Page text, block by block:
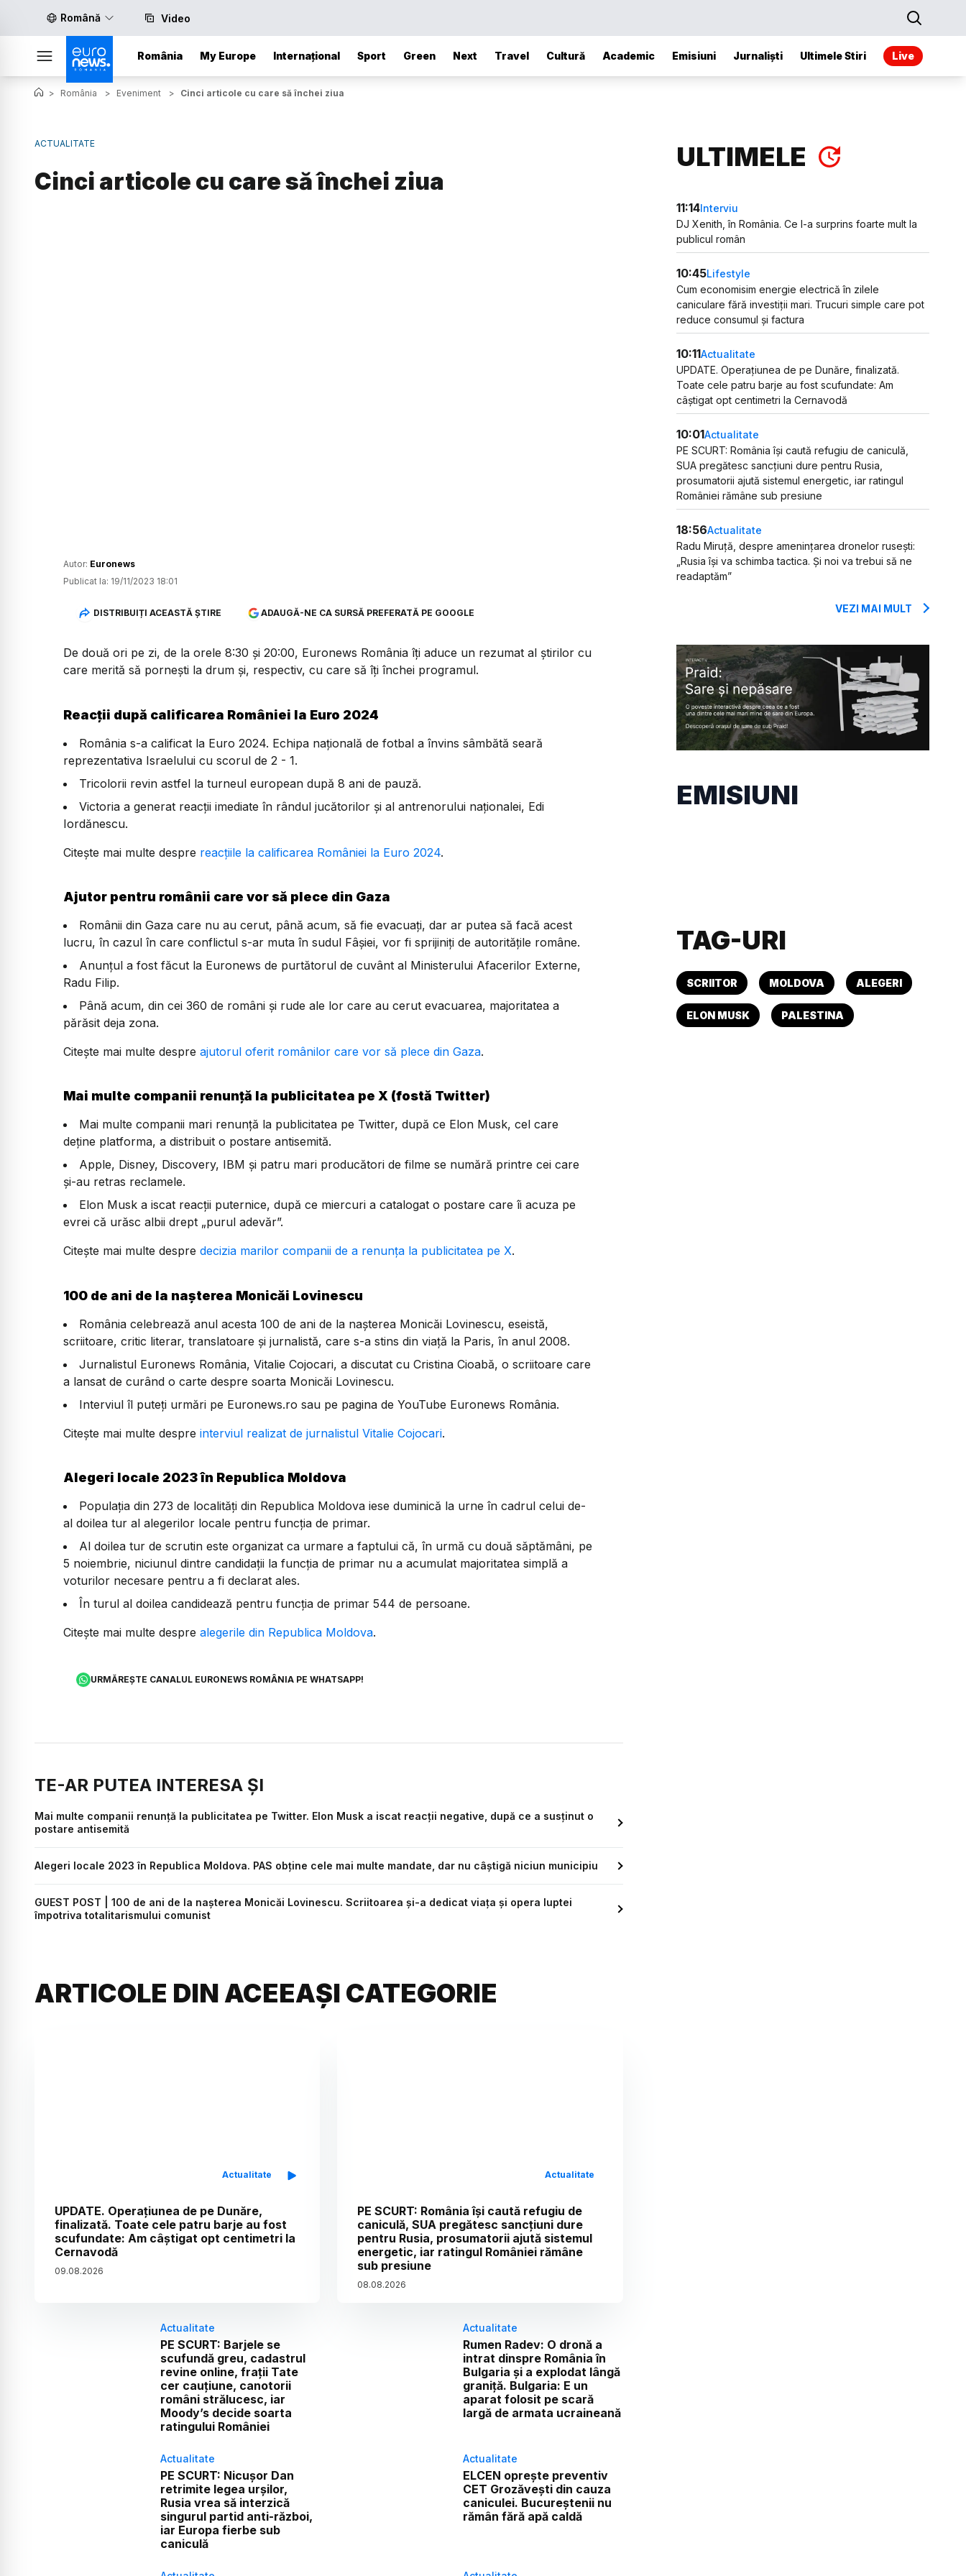
Română Video
România My Europe Internațional Sport Green Next Travel Cultură Academic Emisiuni Jurnaliști Ultimele Stiri Live
> România > Eveniment > Cinci articole cu care să închei ziua
ACTUALITATE
Cinci articole cu care să închei ziua
Autor: Euronews
Publicat la: 19/11/2023 18:01
DISTRIBUIȚI ACEASTĂ ȘTIRE ADAUGĂ-NE CA SURSĂ PREFERATĂ PE GOOGLE
De două ori pe zi, de la orele 8:30 și 20:00, Euronews România îți aduce un rezumat al știrilor cu
care merită să pornești la drum și, respectiv, cu care să îți închei programul.
Reacții după calificarea României la Euro 2024
România s-a calificat la Euro 2024. Echipa națională de fotbal a învins sâmbătă seară
reprezentativa Israelului cu scorul de 2 - 1.
Tricolorii revin astfel la turneul european după 8 ani de pauză.
Victoria a generat reacții imediate în rândul jucătorilor și al antrenorului naționalei, Edi
Iordănescu.
Citește mai multe despre reacțiile la calificarea României la Euro 2024.
Ajutor pentru românii care vor să plece din Gaza
Românii din Gaza care nu au cerut, până acum, să fie evacuați, dar ar putea să facă acest
lucru, în cazul în care conflictul s-ar muta în sudul Fâșiei, vor fi sprijiniți de autoritățile române.
Anunțul a fost făcut la Euronews de purtătorul de cuvânt al Ministerului Afacerilor Externe,
Radu Filip.
Până acum, din cei 360 de români și rude ale lor care au cerut evacuarea, majoritatea a
părăsit deja zona.
Citește mai multe despre ajutorul oferit românilor care vor să plece din Gaza.
Mai multe companii renunță la publicitatea pe X (fostă Twitter)
Mai multe companii mari renunță la publicitatea pe Twitter, după ce Elon Musk, cel care
deține platforma, a distribuit o postare antisemită.
Apple, Disney, Discovery, IBM și patru mari producători de filme se numără printre cei care
și-au retras reclamele.
Elon Musk a iscat reacții puternice, după ce miercuri a catalogat o postare care îi acuza pe
evrei că urăsc albii drept „purul adevăr”.
Citește mai multe despre decizia marilor companii de a renunța la publicitatea pe X.
100 de ani de la nașterea Monicăi Lovinescu
România celebrează anul acesta 100 de ani de la nașterea Monicăi Lovinescu, eseistă,
scriitoare, critic literar, translatoare și jurnalistă, care s-a stins din viață la Paris, în anul 2008.
Jurnalistul Euronews România, Vitalie Cojocari, a discutat cu Cristina Cioabă, o scriitoare care
a lansat de curând o carte despre soarta Monicăi Lovinescu.
Interviul îl puteți urmări pe Euronews.ro sau pe pagina de YouTube Euronews România.
Citește mai multe despre interviul realizat de jurnalistul Vitalie Cojocari.
Alegeri locale 2023 în Republica Moldova
Populaţia din 273 de localităţi din Republica Moldova iese duminică la urne în cadrul celui de-
al doilea tur al alegerilor locale pentru funcţia de primar.
Al doilea tur de scrutin este organizat ca urmare a faptului că, în urmă cu două săptămâni, pe
5 noiembrie, niciunul dintre candidaţii la funcţia de primar nu a acumulat majoritatea simplă a
voturilor necesare pentru a fi declarat ales.
În turul al doilea candidează pentru funcţia de primar 544 de persoane.
Citește mai multe despre alegerile din Republica Moldova.
URMĂREȘTE CANALUL EURONEWS ROMÂNIA PE WHATSAPP!
TE-AR PUTEA INTERESA ȘI
Mai multe companii renunță la publicitatea pe Twitter. Elon Musk a iscat reacții negative, după ce a susținut o
postare antisemită
Alegeri locale 2023 în Republica Moldova. PAS obţine cele mai multe mandate, dar nu câştigă niciun municipiu
GUEST POST | 100 de ani de la nașterea Monicăi Lovinescu. Scriitoarea și-a dedicat viața și opera luptei
împotriva totalitarismului comunist
ARTICOLE DIN ACEEAȘI CATEGORIE
Actualitate
UPDATE. Operațiunea de pe Dunăre,
finalizată. Toate cele patru barje au fost
scufundate: Am câștigat opt centimetri la
Cernavodă
09.08.2026
Actualitate
PE SCURT: România își caută refugiu de
caniculă, SUA pregătesc sancțiuni dure
pentru Rusia, prosumatorii ajută sistemul
energetic, iar ratingul României rămâne
sub presiune
08.08.2026
Actualitate
PE SCURT: Barjele se
scufundă greu, cadastrul
revine online, frații Tate
cer cauțiune, canotorii
români strălucesc, iar
Moody’s decide soarta
ratingului României
Actualitate
Rumen Radev: O dronă a
intrat dinspre România în
Bulgaria și a explodat lângă
graniță. Bulgaria: E un
aparat folosit pe scară
largă de armata ucraineană
Actualitate
PE SCURT: Nicușor Dan
retrimite legea urșilor,
Rusia vrea să interzică
singurul partid anti-război,
iar Europa fierbe sub
caniculă
Actualitate
ELCEN oprește preventiv
CET Grozăvești din cauza
caniculei. Bucureștenii nu
rămân fără apă caldă
ULTIMELE
11:14Interviu
DJ Xenith, în România. Ce l-a surprins foarte mult la
publicul român
10:45Lifestyle
Cum economisim energie electrică în zilele
caniculare fără investiții mari. Trucuri simple care pot
reduce consumul și factura
10:11Actualitate
UPDATE. Operațiunea de pe Dunăre, finalizată.
Toate cele patru barje au fost scufundate: Am
câștigat opt centimetri la Cernavodă
10:01Actualitate
PE SCURT: România își caută refugiu de caniculă,
SUA pregătesc sancțiuni dure pentru Rusia,
prosumatorii ajută sistemul energetic, iar ratingul
României rămâne sub presiune
18:56Actualitate
Radu Miruță, despre amenințarea dronelor rusești:
„Rusia își va schimba tactica. Și noi va trebui să ne
readaptăm”
VEZI MAI MULT
EMISIUNI
TAG-URI
SCRIITOR MOLDOVA ALEGERI
ELON MUSK PALESTINA